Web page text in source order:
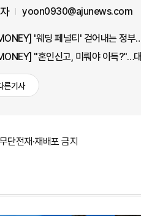
yoon0930@ajunews.com
'웨딩 페널티' 걷어내는 정부
"혼인신고, 미뤄야 이득?"…대
른기사
단전재·재배포 금지